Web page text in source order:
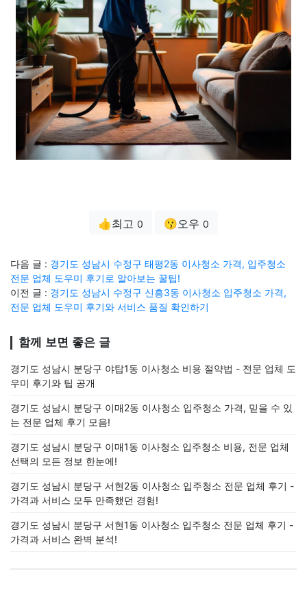
👍최고 0 😗오우 0
다음 글 : 경기도 성남시 수정구 태평2동 이사청소 가격, 입주청소
전문 업체 도우미 후기로 알아보는 꿀팁!
이전 글 : 경기도 성남시 수정구 신흥3동 이사청소 입주청소 가격,
전문 업체 도우미 후기와 서비스 품질 확인하기
함께 보면 좋은 글
경기도 성남시 분당구 야탑1동 이사청소 비용 절약법 - 전문 업체 도
우미 후기와 팁 공개
경기도 성남시 분당구 이매2동 이사청소 입주청소 가격, 믿을 수 있
는 전문 업체 후기 모음!
경기도 성남시 분당구 이매1동 이사청소 입주청소 비용, 전문 업체
선택의 모든 정보 한눈에!
경기도 성남시 분당구 서현2동 이사청소 입주청소 전문 업체 후기 -
가격과 서비스 모두 만족했던 경험!
경기도 성남시 분당구 서현1동 이사청소 입주청소 전문 업체 후기 -
가격과 서비스 완벽 분석!